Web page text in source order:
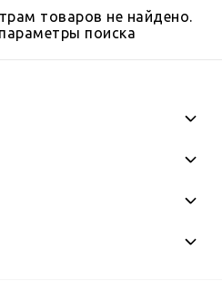
товаров не найдено.
поиска